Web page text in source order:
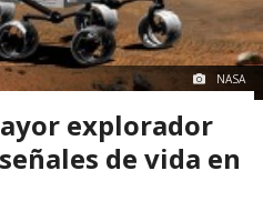
NASA
explorador
de vida en